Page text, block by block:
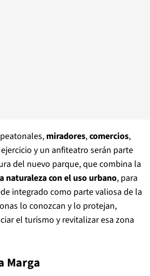
miradores,comercios,
y un anfiteatro serán parte
del nuevo parque, que combina la
naturaleza con el uso urbano, para
integrado como parte valiosa de la
lo conozcan y lo protejan,
el turismo y revitalizar esa zona
Marga